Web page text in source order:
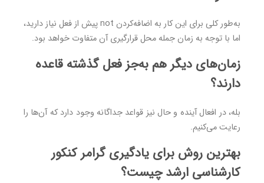
به‌طور کلی برای این کار به اضافه‌کردن not پیش از فعل نیاز دارید،
اما با توجه به زمان جمله محل قرارگیری آن متفاوت خواهد بود.
زمان‌های دیگر هم به‌جز فعل گذشته قاعده
دارند؟
بله، در افعال آینده و حال نیز قواعد جداگانه وجود دارد که آن‌ها را
رعایت می‌کنیم.
بهترین روش برای یادگیری گرامر کنکور
کارشناسی ارشد چیست؟